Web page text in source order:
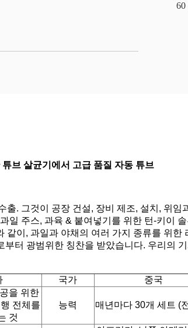
60
브 살균기에서 고급 품질 자동 튜브
. 그것이 공장 건설, 장비 제조, 설치, 위임
주스, 과육 & 붙여넣기를 위한 턴-키이
이, 과일과 야채의 여러 가지 종류를 위한
터 광범위한 칭찬을 받았습니다. 우리의
국가 중국
을 위한
전체를
것
능력 매년마다 30개 세트 (